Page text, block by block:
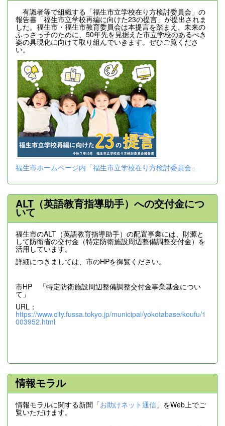
有識者等で組織する「福生市立学校在り方検討委員会」の
報告書「福生市立学校再編に向けた23の提言」が提出されま
した。福生市・福生市教育委員会は本提言を踏まえ、未来の
ふっさっ子のために、50年先を見据えた市立学校のあるべき
姿の具現化に向けて取り組んでいきます。ぜひご覧くださ
い。
福生市ホームページ内「福生市立学校在り方検討委員会」
ALT（英語教育指導助手）への交付金につ
いて
福生市のALT（英語教育指導助手）の配置事業には、財源と
して防衛省の交付金（特定防衛施設周辺整備調整交付金）を
活用しています。
詳細につきましては、市のHPを御覧ください。
市HP 「特定防衛施設周辺整備調整交付金事業基金につい
て」
URL：
https://www.city.fussa.tokyo.jp/municipal/yokotabase/koufu/1
003952.html
情報モラル
情報モラルに関する新聞「お助けネット通信 」をWeb上でご
覧いただけます。